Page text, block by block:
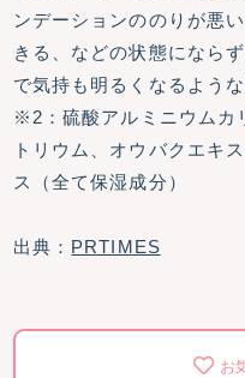
ンデーションののりが悪
きる、などの状態になら
で気持も明るくなるよう
※2：硫酸アルミニウムカ
トリウム、オウバクエキ
ス（全て保湿成分）
出典： PRTIMES
お